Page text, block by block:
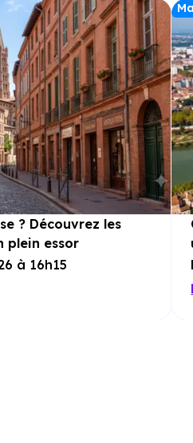
? Découvrez les
plein essor
à 16h15